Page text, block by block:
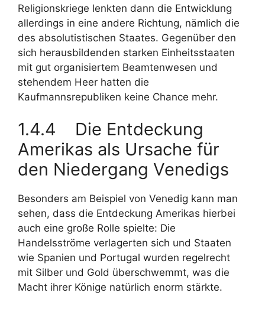
Religionskriege lenkten dann die Entwicklung
allerdings in eine andere Richtung, nämlich die
des absolutistischen Staates. Gegenüber den
sich herausbildenden starken Einheitsstaaten
mit gut organisiertem Beamtenwesen und
stehendem Heer hatten die
Kaufmannsrepubliken keine Chance mehr.
1.4.4 Die Entdeckung
Amerikas als Ursache für
den Niedergang Venedigs
Besonders am Beispiel von Venedig kann man
sehen, dass die Entdeckung Amerikas hierbei
auch eine große Rolle spielte: Die
Handelsströme verlagerten sich und Staaten
wie Spanien und Portugal wurden regelrecht
mit Silber und Gold überschwemmt, was die
Macht ihrer Könige natürlich enorm stärkte.